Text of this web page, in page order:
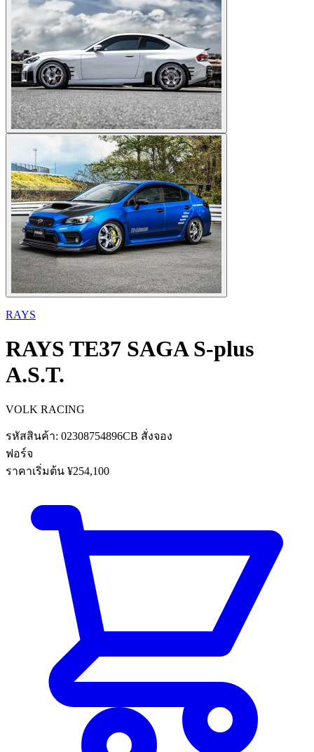
RAYS
RAYS TE37 SAGA S-plus
A.S.T.
VOLK RACING
รหัสสินค้า: 02308754896CB สั่งจอง
ฟอร์จ
ราคาเริ่มต้น ¥254,100